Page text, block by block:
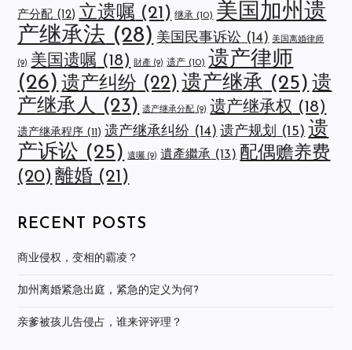
产分配 (12) 立遗嘱 (21) 继承 (10) 美国加州遗
产继承法 (28) 美国民事诉讼 (14) 美国离婚律师
(9) 美国遗嘱 (18) 財產 (9) 遗产 (10) 遗产律师
(26) 遗产纠纷 (22) 遗产继承 (25) 遗
产继承人 (23) 遗产继承分配 (9) 遗产继承权 (18)
遗产继承程序 (11) 遗产继承纠纷 (14) 遗产规划 (15) 遗
产诉讼 (25) 遺囑 (9) 遺產繼承 (13) 配偶赡养费
(20) 離婚 (21)
RECENT POSTS
商业侵权，变相的霸凌？
加州离婚紧急出庭，紧急的定义为何?
亲爹被孩儿告侵占，谁来评评理？